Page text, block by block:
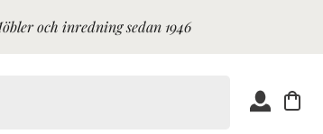
och inredning sedan 1946